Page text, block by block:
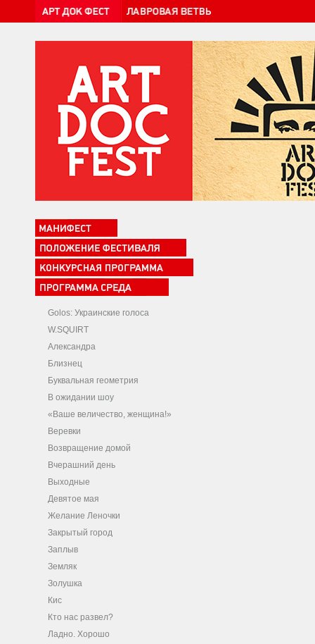
Golos: Украинские голоса
W.SQUIRT
Александра
Близнец
Буквальная геометрия
В ожидании шоу
«Ваше величество, женщина!»
Веревки
Возвращение домой
Вчерашний день
Выходные
Девятое мая
Желание Леночки
Закрытый город
Заплыв
Земляк
Золушка
Кис
Кто нас развел?
Ладно. Хорошо